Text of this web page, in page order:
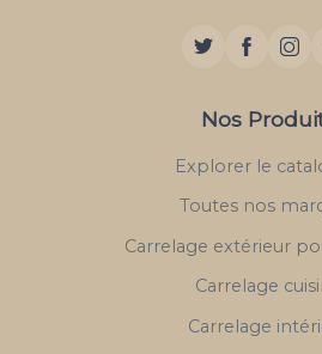
Nos
Explorer le
Toutes nos
Carrelage extérieur
Carrelage
Carrelage